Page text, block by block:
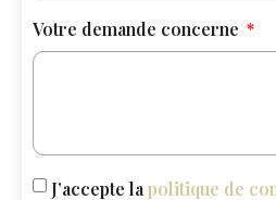
Votre demande concerne
J’accepte lapolitique de